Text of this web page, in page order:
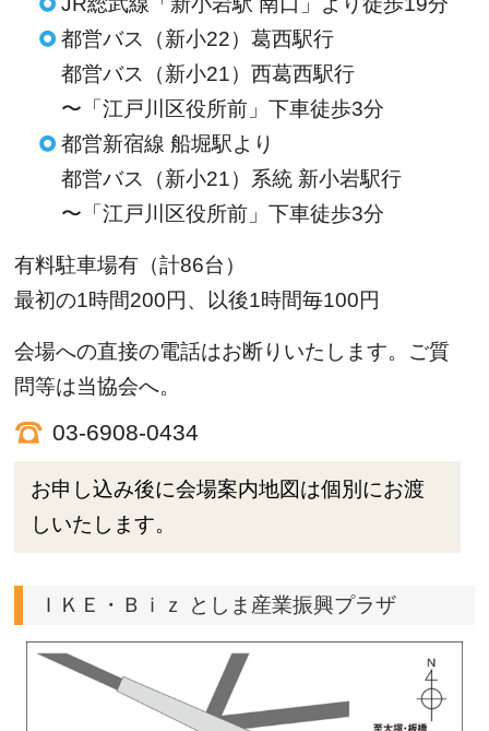
都営バス（新小22）葛西駅行
都営バス（新小21）西葛西駅行
〜「江戸川区役所前」下車徒歩3分
都営新宿線 船堀駅より
都営バス（新小21）系統 新小岩駅行
〜「江戸川区役所前」下車徒歩3分
有料駐車場有（計86台）
最初の1時間200円、以後1時間毎100円
会場への直接の電話はお断りいたします。ご質
問等は当協会へ。
03-6908-0434
お申し込み後に会場案内地図は個別にお渡
しいたします。
ＩＫＥ・Ｂｉｚ としま産業振興プラザ